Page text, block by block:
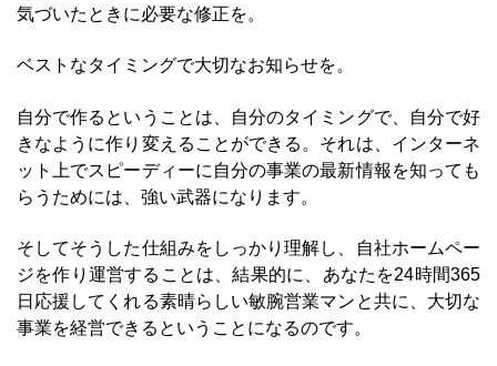
気づいたときに必要な修正を。
ベストなタイミングで大切なお知らせを。
自分で作るということは、自分のタイミングで、自分で好
きなように作り変えることができる。それは、インターネ
ット上でスピーディーに自分の事業の最新情報を知っても
らうためには、強い武器になります。
そしてそうした仕組みをしっかり理解し、自社ホームペー
ジを作り運営することは、結果的に、あなたを24時間365
日応援してくれる素晴らしい敏腕営業マンと共に、大切な
事業を経営できるということになるのです。